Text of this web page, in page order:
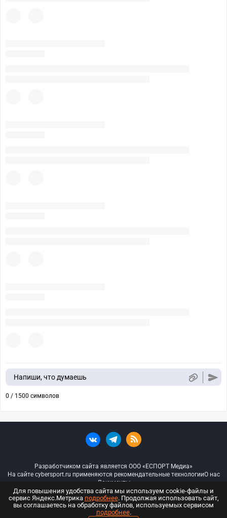
Напиши, что думаешь
0 / 1500 символов
Разработчиком сайта является ООО «ЕСПОРТ Медиа»
На сайте cybersport.ru применяются рекомендательные технологииО нас
Документы
© ООО «Киберспорт.ру» — Все права защищены
Для повышения удобства сайта мы используем cookie-файлы и
сервис Яндекс.Метрика подробнее. Продолжая использовать сайт,
вы соглашаетесь на обработку файлов, используемых сервисом
подробнее.